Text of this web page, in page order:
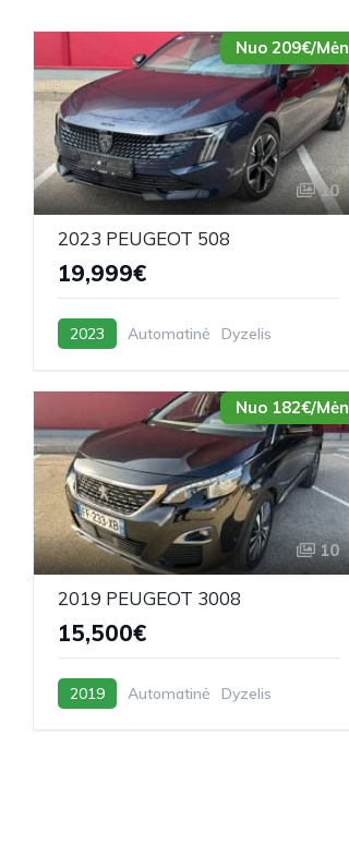
Nuo 209€/Mėn
10
2023 PEUGEOT 508
19,999€
2023 Automatinė Dyzelis
Nuo 182€/Mėn
10
2019 PEUGEOT 3008
15,500€
2019 Automatinė Dyzelis